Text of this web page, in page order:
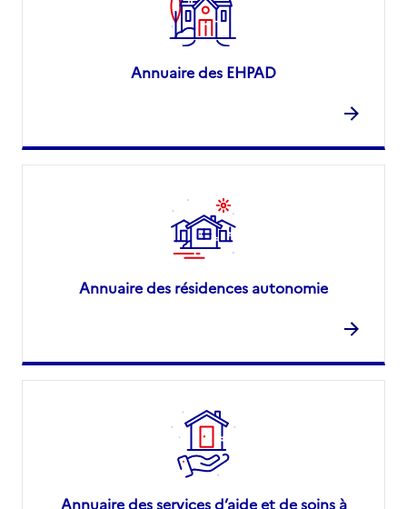
Annuaire des EHPAD
Annuaire des résidences autonomie
Annuaire des services d’aide et de soins à